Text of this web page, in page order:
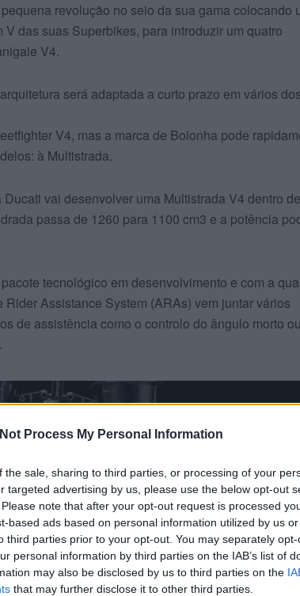
Process My Personal Information
the sale, sharing to third parties, or processing of your
targeted advertising by us, please use the below opt-out
note that after your opt-out request is processed
based ads based on personal information utilized by us
third parties prior to your opt-out. You may separately
personal information by third parties on the IAB’s list of
may also be disclosed by us to third parties on the
that may further disclose it to other third parties.
revolução no seio da sua gama colocando
das suas Superbikes, para introduzir um quatro
V4.
será adaptada a curto prazo em vários dos
V4, mas a marca de Bolonha pode
à Multistrada.
vai desenvolver uma Multistrada V4 dentro
passa de 1260 para 1100 cm3 e a potência
tecnológico em desenvolvimento e com a
Assistance System (ARAs) vem juntar vários
de assistência como o controlo do ângulo morto ou